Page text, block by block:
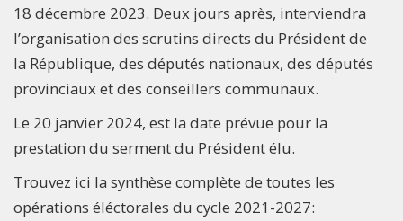
18 décembre 2023. Deux jours après, interviendra
l’organisation des scrutins directs du Président de
la République, des députés nationaux, des députés
provinciaux et des conseillers communaux.
Le 20 janvier 2024, est la date prévue pour la
prestation du serment du Président élu.
Trouvez ici la synthèse complète de toutes les
opérations éléctorales du cycle 2021-2027: